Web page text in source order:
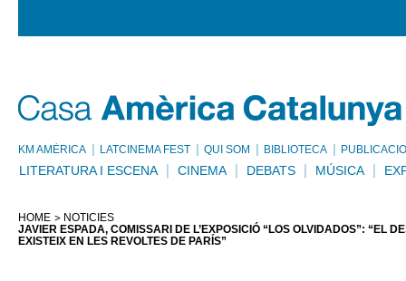
KM AMÈRICA LATCINEMA FEST QUI SOM BIBLIOTECA
LITERATURA I ESCENA CINEMA DEBATS MÚSICA
HOME
NOTÍCIES
JAVIER ESPADA, COMISSARI DE L’EXPOSICIÓ “LOS OLVIDADOS”: “EL
EXISTEIX EN LES REVOLTES DE PARÍS”